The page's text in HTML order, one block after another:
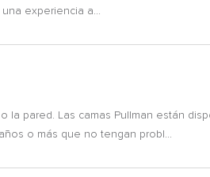
experiencia a...
pared. Las camas Pullman están
o más que no tengan probl...